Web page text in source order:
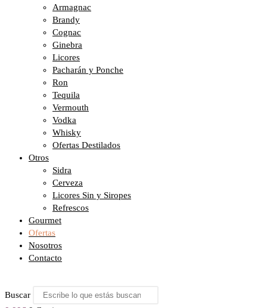
Armagnac
Brandy
Cognac
Ginebra
Licores
Pacharán y Ponche
Ron
Tequila
Vermouth
Vodka
Whisky
Ofertas Destilados
Otros
Sidra
Cerveza
Licores Sin y Siropes
Refrescos
Gourmet
Ofertas
Nosotros
Contacto
Buscar